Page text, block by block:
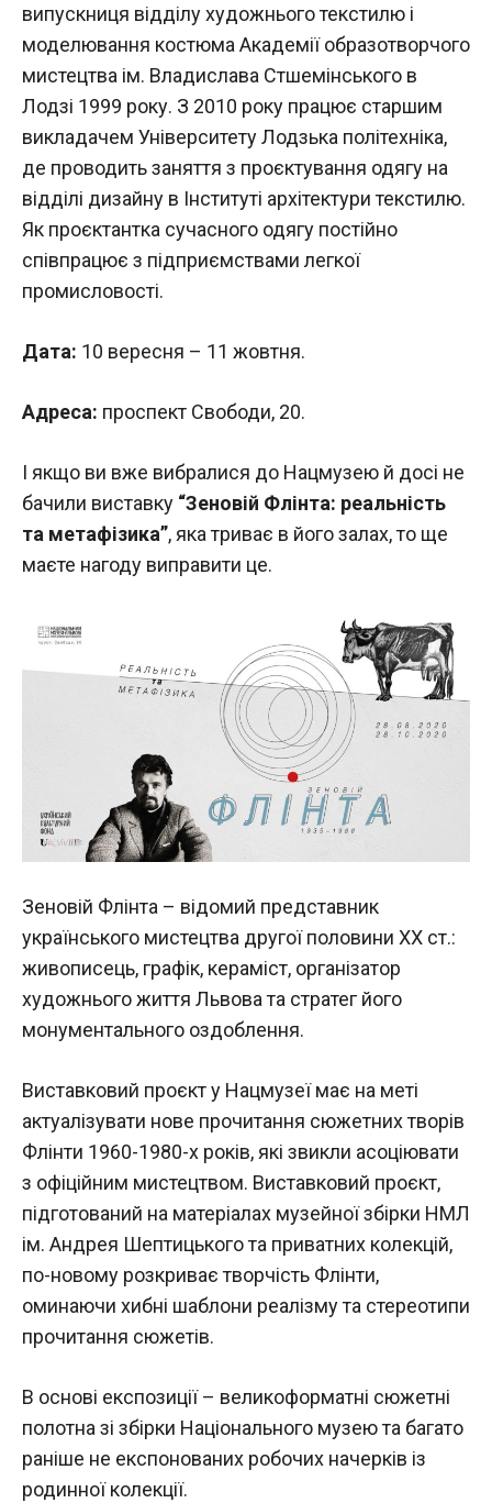
випускниця відділу художнього текстилю і
моделювання костюма Академії образотворчого
мистецтва ім. Владислава Стшемінського в
Лодзі 1999 року. З 2010 року працює старшим
викладачем Університету Лодзька політехніка,
де проводить заняття з проєктування одягу на
відділі дизайну в Інституті архітектури текстилю.
Як проєктантка сучасного одягу постійно
співпрацює з підприємствами легкої
промисловості.
Дата: 10 вересня – 11 жовтня.
Адреса: проспект Свободи, 20.
І якщо ви вже вибралися до Нацмузею й досі не
бачили виставку “Зеновій Флінта: реальність
та метафізика”, яка триває в його залах, то ще
маєте нагоду виправити це.
Зеновій Флінта – відомий представник
українського мистецтва другої половини ХХ ст.:
живописець, графік, кераміст, організатор
художнього життя Львова та стратег його
монументального оздоблення.
Виставковий проєкт у Нацмузеї має на меті
актуалізувати нове прочитання сюжетних творів
Флінти 1960-1980-х років, які звикли асоціювати
з офіційним мистецтвом. Виставковий проєкт,
підготований на матеріалах музейної збірки НМЛ
ім. Андрея Шептицького та приватних колекцій,
по-новому розкриває творчість Флінти,
оминаючи хибні шаблони реалізму та стереотипи
прочитання сюжетів.
В основі експозиції – великоформатні сюжетні
полотна зі збірки Національного музею та багато
раніше не експонованих робочих начерків із
родинної колекції.